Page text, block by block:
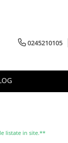
0245210105
listate in site.**